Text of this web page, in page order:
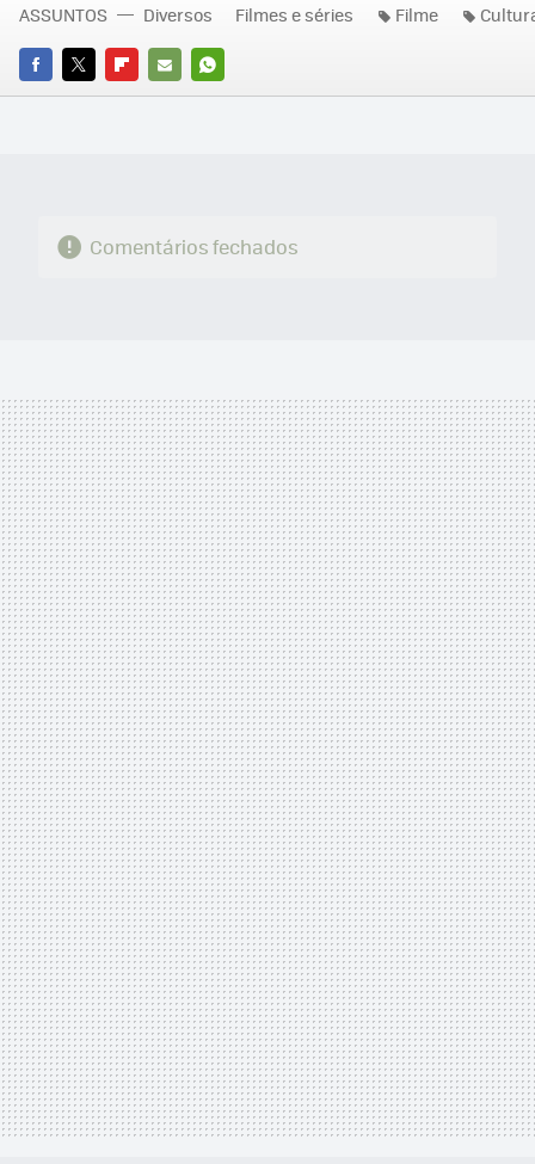
FACEBOOK
TWITTERFLIPBOARD
E-
WHATSAPP
ASSUNTOS Diversos Filmes e séries Filme
Comentários fechados